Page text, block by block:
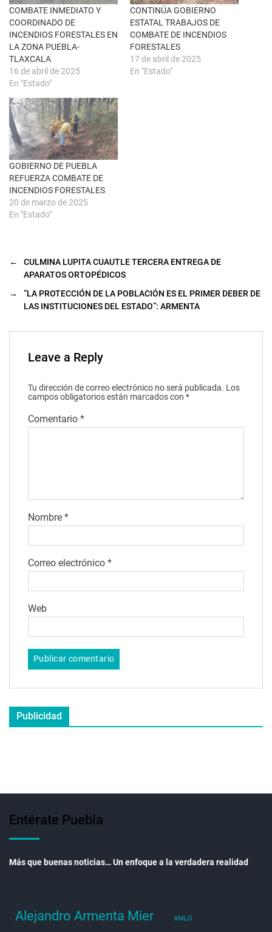
e
n
t
a
n
a
n
u
v
a
)
o
k
(
S
e
a
b
e
e
n
a
v
e
n
t
a
n
a
n
u
e
v
a
)
COMBATE INMEDIATO Y
COORDINADO DE
INCENDIOS FORESTALES EN
LA ZONA PUEBLA-
TLAXCALA
16 de abril de 2025
En "Estado"
CONTINÚA GOBIERNO
ESTATAL TRABAJOS DE
COMBATE DE INCENDIOS
FORESTALES
17 de abril de 2025
En "Estado"
GOBIERNO DE PUEBLA
REFUERZA COMBATE DE
INCENDIOS FORESTALES
20 de marzo de 2025
En "Estado"
←
CULMINA LUPITA CUAUTLE TERCERA ENTREGA DE
APARATOS ORTOPÉDICOS
→
“LA PROTECCIÓN DE LA POBLACIÓN ES EL PRIMER DEBER DE
LAS INSTITUCIONES DEL ESTADO”: ARMENTA
Leave a Reply
Tu dirección de correo electrónico no será publicada. Los
campos obligatorios están marcados con *
Comentario *
Nombre *
Correo electrónico *
Web
Publicidad
Entérate Puebla
Más que buenas noticias… Un enfoque a la verdadera realidad
Alejandro Armenta Mier AMLO